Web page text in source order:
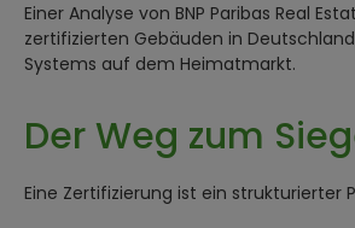
Einer Analyse von BNP Paribas Real
zertifizierten Gebäuden in
Systems auf dem Heimatmarkt.
Der Weg zum
Eine Zertifizierung ist ein strukturierter